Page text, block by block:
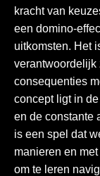
kracht van
een domino-
uitkomsten. Het
verantwoordelijk
consequenties
concept ligt in
en de constante
is een spel dat
manieren en
om te leren